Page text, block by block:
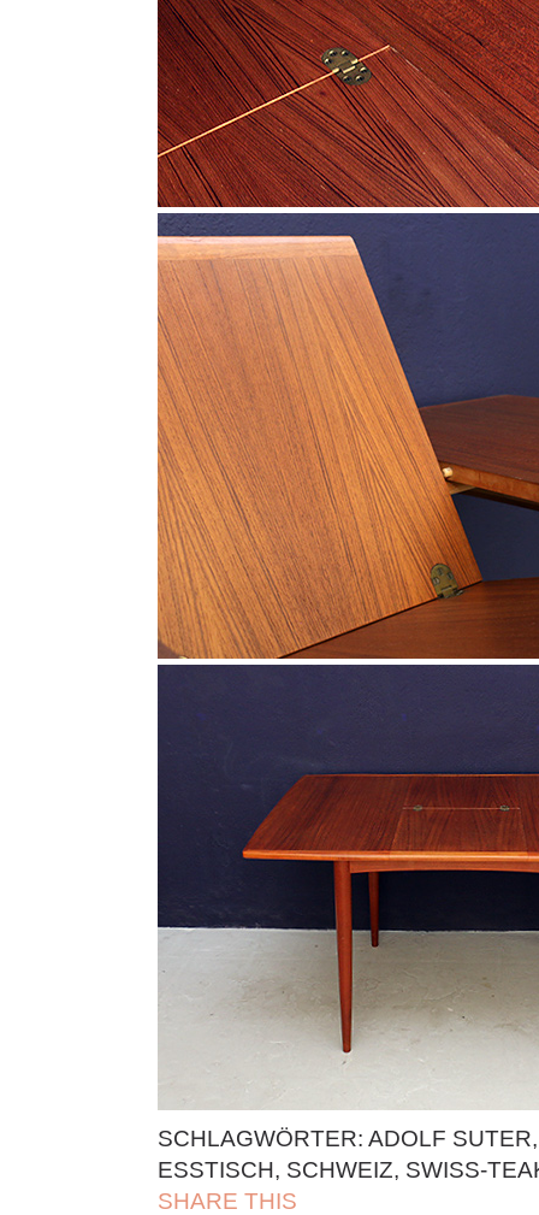
SCHLAGWÖRTER: ADOLF SUTER
ESSTISCH, SCHWEIZ, SWISS-
SHARE THIS